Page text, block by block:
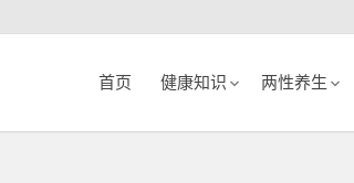
首页 健康知识 两性养生